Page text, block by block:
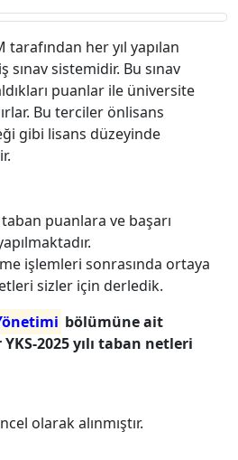
tarafından her yıl yapılan
sistemidir. Bu sınav
puanlar ile üniversite
Bu terciler önlisans
gibi lisans düzeyinde
puanlara ve başarı
işlemleri sonrasında ortaya
sizler için derledik.
bölümüne ait
2025 yılı taban netleri
olarak alınmıştır.